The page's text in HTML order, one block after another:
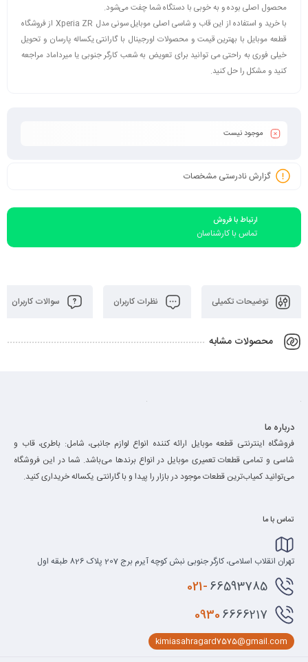
محصول اصلی بوده و به خوبی با دستگاه شما چفت می‌شود.
با خرید و استفاده از این قاب و شاسی اصلی موبایل سونی مدل Xperia ZR از فروشگاه
قطعه موبایل با بهترین قیمت و محصولات اورجینال با گارانتی یکساله پارسان و تحویل
خیلی فوری به راحتی می توانید برای تعویض به شعب کارگر جنوبی یا میرداماد مراجعه
کنید و مشکل را حل کنید.
موجود نیست
گزارش نادرستی مشخصات
ارتباط با فروش
تماس با کارشناسان
توضیحات تکمیلی نظرات کاربران سوالات کاربران
محصولات مشابه
درباره ما
فروشگاه اینترنتی قطعه موبایل ارائه کننده انواع لوازم جانبی، شامل: باطری، قاب و
شاسی و تمامی قطعات تعمیری موبایل در انواع برند‌ها می‌باشد. شما در این فروشگاه
می‌توانید کمیاب‌ترین قطعات موجود در بازار را پیدا و با گارانتی یکساله خریداری کنید.
تماس با ما
تهران انقلاب اسلامی، کارگر جنوبی نبش کوچه آیرم برج 207 پلاک 826 طبقه اول
021-66593785
09306666217
kimiasahragard7575@gmail.com